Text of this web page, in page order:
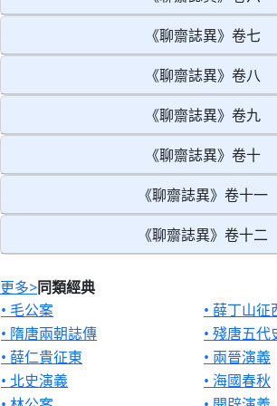
《聊齋誌異》卷七
《聊齋誌異》卷八
《聊齋誌異》卷九
《聊齋誌異》卷十
《聊齋誌異》卷十一
《聊齋誌異》卷十二
更多>同類經典
• 毛公案
• 薛丁山征
• 隋唐兩朝誌傳
• 殘唐五代
• 薛仁貴征東
• 兩晉演義
• 北史演義
• 海國春秋